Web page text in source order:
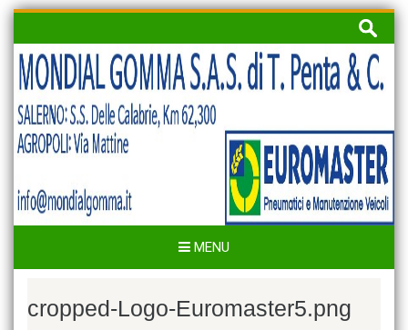
Skip
content
Ricerca
per:
MENU
cropped-Logo-Euromaster5.png